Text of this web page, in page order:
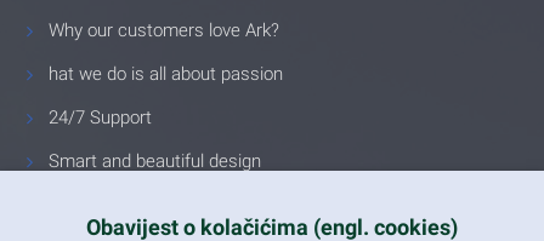
Why our customers love Ark?
hat we do is all about passion
24/7 Support
Smart and beautiful design
Obavijest o kolačićima (engl. cookies)